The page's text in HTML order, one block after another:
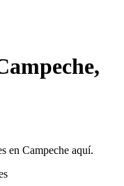
en Campeche aquí.